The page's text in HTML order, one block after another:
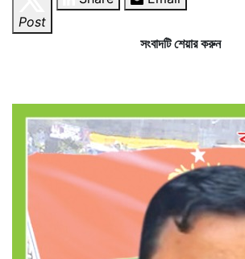
Post
সংবাদটি শেয়ার করুন